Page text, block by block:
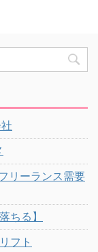
リーランス需要
ちる】
フト